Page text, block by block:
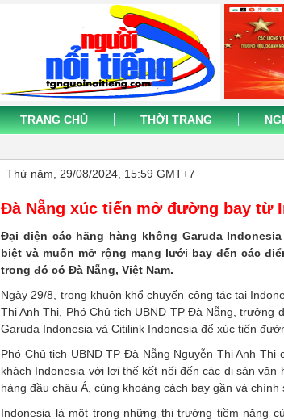
TRANG CHỦ THỜI TRANG
Thứ năm, 29/08/2024, 15:59 GMT+7
Đà Nẵng xúc tiến mở đường bay từ
Đại diện các hãng hàng không Garuda
biệt và muốn mở rộng mạng lưới bay đến các
trong đó có Đà Nẵng, Việt Nam.
Ngày 29/8, trong khuôn khổ chuyến công tác tại
Thị Anh Thi, Phó Chủ tịch UBND TP Đà Nẵng, trưởng
Garuda Indonesia và Citilink Indonesia để xúc tiến
Phó Chủ tịch UBND TP Đà Nẵng Nguyễn Thị Anh
khách Indonesia với lợi thế kết nối đến các di sản
hàng đầu châu Á, cùng khoảng cách bay gần và
Indonesia là một trong những thị trường tiềm năng